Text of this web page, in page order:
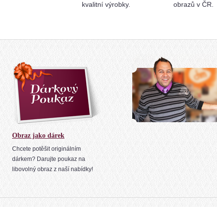
kvalitní výrobky.
obrazů v ČR.
Obraz jako dárek
Chcete potěšit originálním
dárkem? Darujte poukaz na
libovolný obraz z naší nabídky!